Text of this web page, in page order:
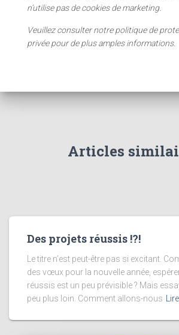
n’utilise pas de cookies de marketing.
Veuillez consulter notre politique de
privée pour de plus amples informations.
Articles
Des projets réussis !?!
Le titre n’est peut-être pas si excitant.
des vœux pour la nouvelle année,
réussis est un peu prévisible ? Mais
peu plus loin. Comment allons-nous